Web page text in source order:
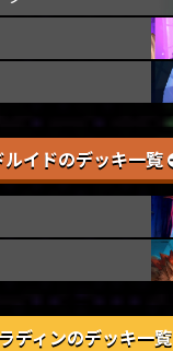
ルイドのデッキ一覧
ディンのデッキ一覧